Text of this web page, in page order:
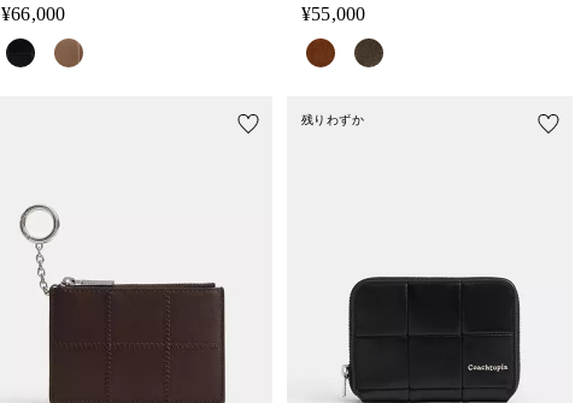
¥66,000 ¥55,000
残りわずか